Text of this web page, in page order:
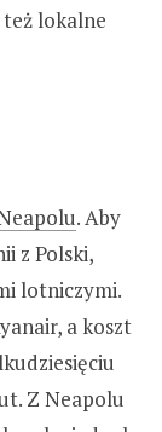
też lokalne
. Aby
z Polski,
lotniczymi.
a koszt
Z Neapolu